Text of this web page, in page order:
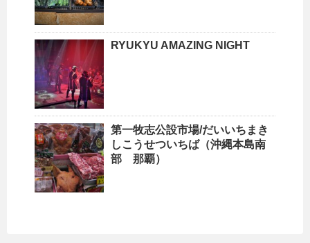
RYUKYU AMAZING NIGHT
第一牧志公設市場/だいいちまき
しこうせついちば（沖縄本島南
部 那覇）